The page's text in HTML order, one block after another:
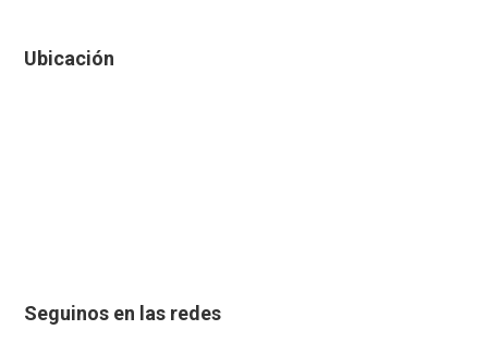
Ubicación
Seguinos en las redes